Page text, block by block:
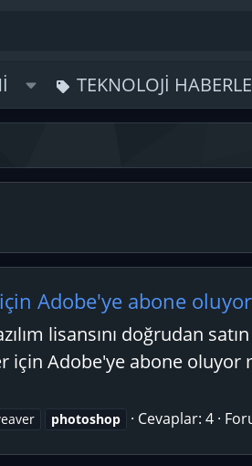
TEKNOLOJI
Adobe'ye abone
lisansını doğrudan
için Adobe'ye abone
photoshop Cevaplar: 4